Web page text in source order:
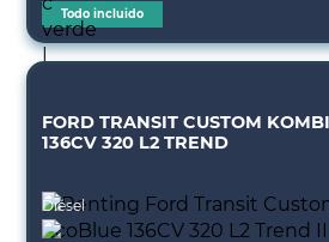
Todo incluido
FORD TRANSIT CUSTOM
136CV 320 L2 TREND
Diésel